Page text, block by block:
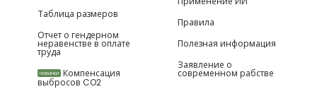
Таблица размеров
Отчет о гендерном
неравенстве в оплате
труда
НОВИНКИ Компенсация
выбросов CO2
Правила
Полезная информация
Заявление о
современном рабстве